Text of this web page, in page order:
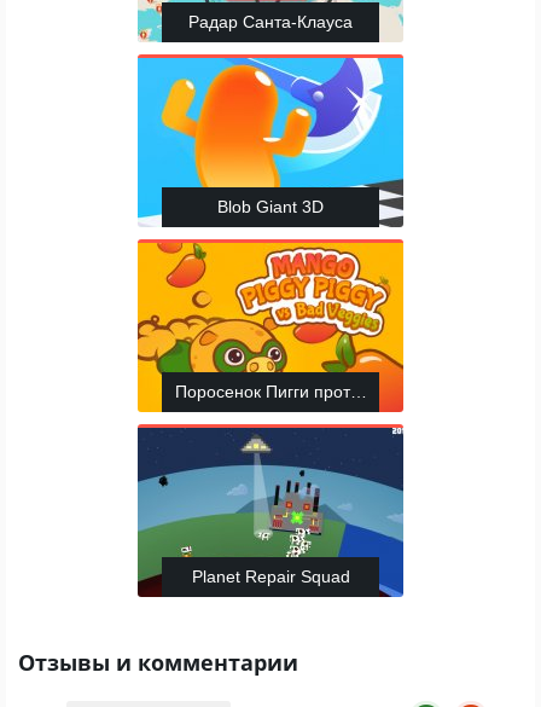
Радар Санта-Клауса
Blob Giant 3D
Поросенок Пигги против плохих овощей
Planet Repair Squad
Отзывы и комментарии